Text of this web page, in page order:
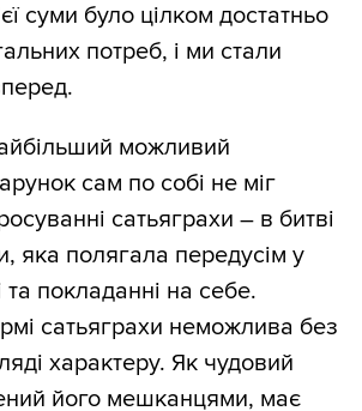
суми було цілком достатньо
потреб, і ми стали
можливий
сам по собі не міг
сатьяграхи – в битві
яка полягала передусім у
покладанні на себе.
сатьяграхи неможлива без
характеру. Як чудовий
його мешканцями, має